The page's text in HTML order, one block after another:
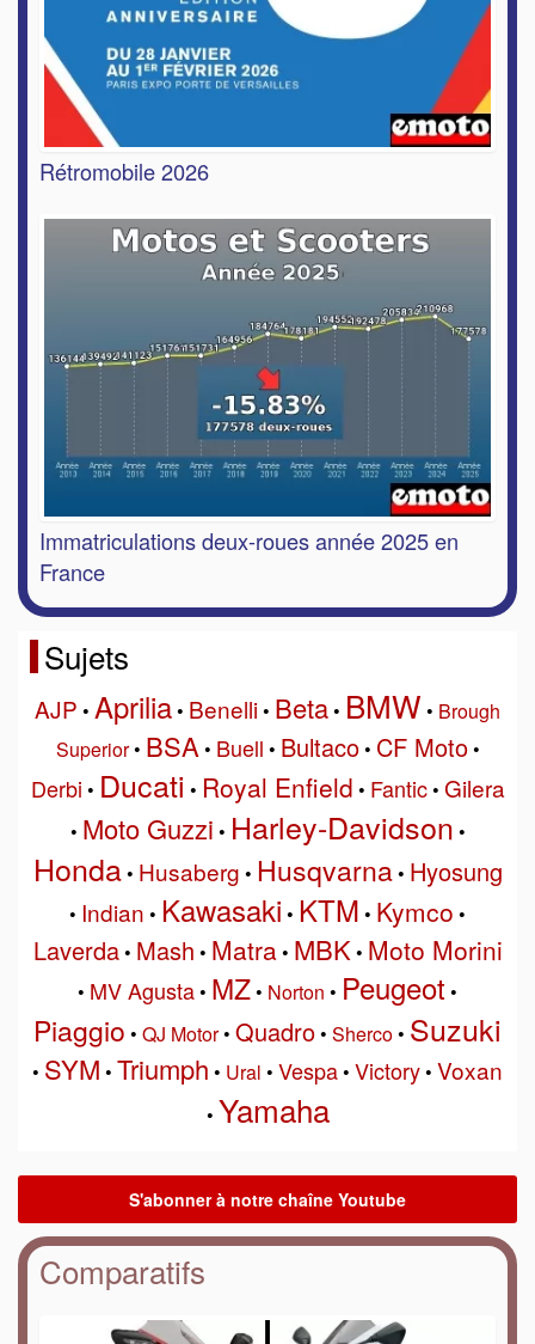
Rétromobile 2026
Immatriculations deux-roues année 2025 en
France
Sujets
AJP • Aprilia• Benelli• Beta• BMW • Brough
Superior• BSA• Buell • Bultaco• CF Moto•
Derbi • Ducati • Royal Enfield • Fantic• Gilera
• Moto Guzzi • Harley-Davidson •
Honda• Husaberg • Husqvarna• Hyosung
• Indian • Kawasaki • KTM • Kymco •
Laverda• Mash • Matra• MBK• Moto Morini
• MV Agusta• MZ• Norton • Peugeot •
Piaggio • QJ Motor• Quadro• Sherco• Suzuki
• SYM • Triumph • Ural • Vespa• Victory• Voxan
• Yamaha
Comparatifs